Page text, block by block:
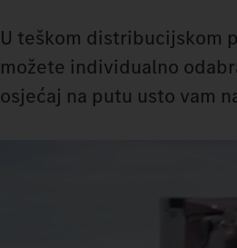
U teškom distribucijskom
možete individualno
osjećaj na putu usto vam